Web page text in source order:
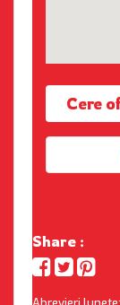
Cere
Share :